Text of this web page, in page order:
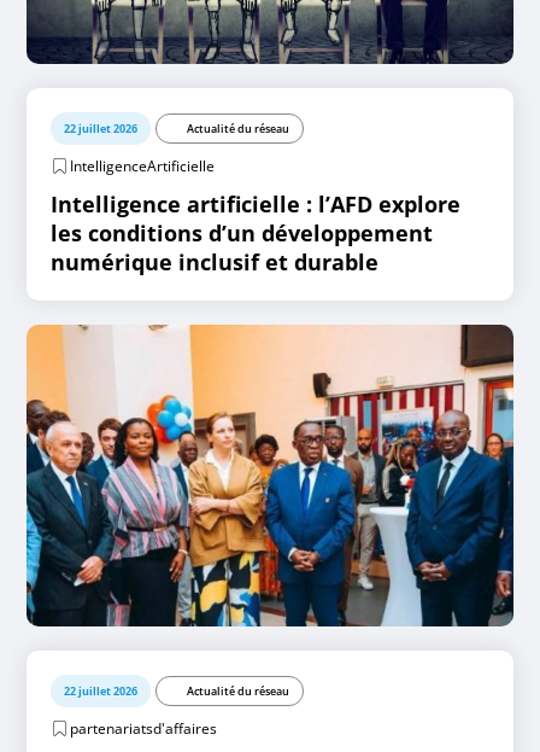
22 juillet 2026 Actualité du réseau
IntelligenceArtificielle
Intelligence artificielle : l’AFD explore
les conditions d’un développement
numérique inclusif et durable
22 juillet 2026 Actualité du réseau
partenariatsd'affaires